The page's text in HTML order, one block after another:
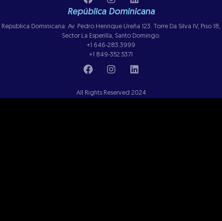
República Dominicana
República Dominicana: Av. Pedro Henrique Ureña 123. Torre Da Silva IV, Piso 18,
Sector La Esperilla, Santo Domingo.
+1 646-283.3999
+1 849-352.5371
All Rights Reserved 2024